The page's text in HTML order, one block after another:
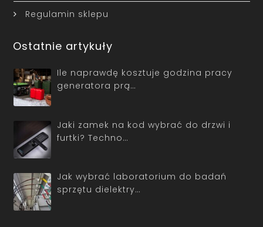
Regulamin sklepu
Ostatnie artykuły
Ile naprawdę kosztuje godzina pracy
generatora prą…
Jaki zamek na kod wybrać do drzwi i
furtki? Techno…
Jak wybrać laboratorium do badań
sprzętu dielektry…